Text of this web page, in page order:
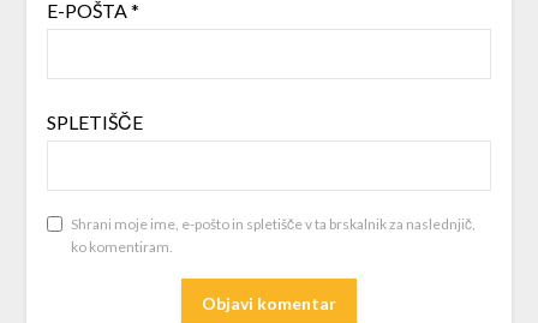
E-POŠTA*
SPLETIŠČE
Shrani moje ime, e-pošto in spletišče v ta brskalnik za naslednjič,
ko komentiram.